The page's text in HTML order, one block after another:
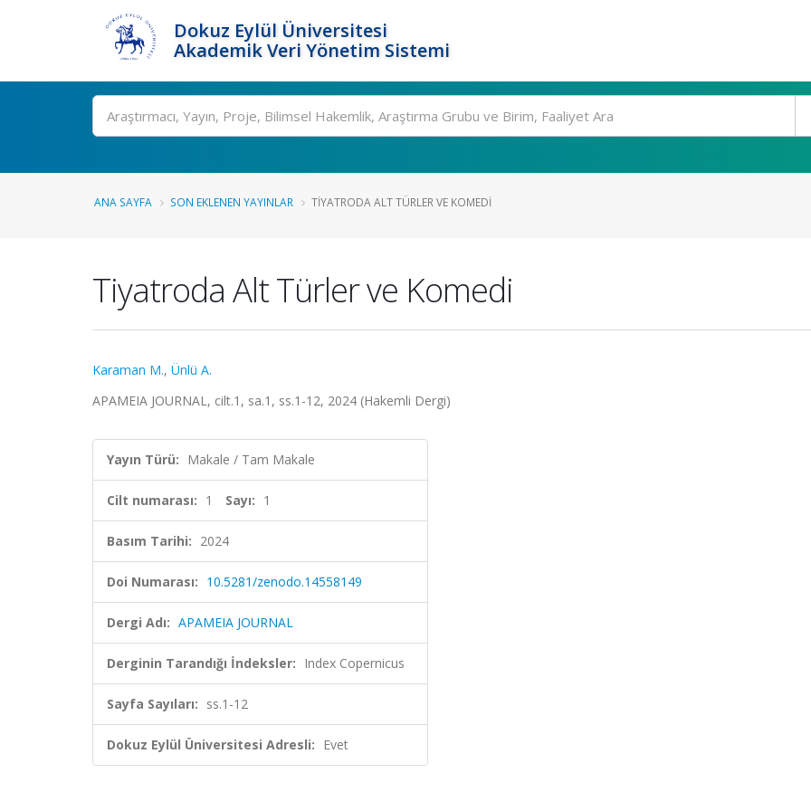
Dokuz Eylül Üniversitesi
Akademik Veri Yönetim Sistemi
Ara
ANA SAYFA SON EKLENEN YAYINLAR TIYATRODA ALT TÜRLER VE KOMEDI
Tiyatroda Alt Türler ve Komedi
Karaman M., Ünlü A.
APAMEIA JOURNAL, cilt.1, sa.1, ss.1-12, 2024 (Hakemli Dergi)
Yayın Türü: Makale / Tam Makale
Cilt numarası: 1 Sayı: 1
Basım Tarihi: 2024
Doi Numarası: 10.5281/zenodo.14558149
Dergi Adı: APAMEIA JOURNAL
Derginin Tarandığı İndeksler: Index Copernicus
Sayfa Sayıları: ss.1-12
Dokuz Eylül Üniversitesi Adresli: Evet